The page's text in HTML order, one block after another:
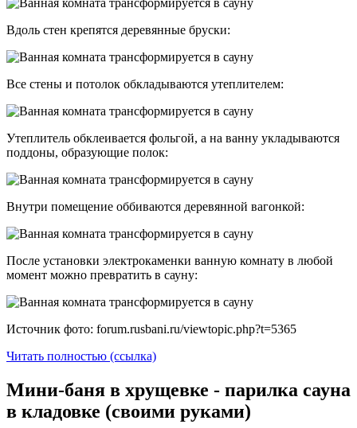
Вдоль стен крепятся деревянные бруски:
Все стены и потолок обкладываются утеплителем:
Утеплитель обклеивается фольгой, а на ванну укладываются
поддоны, образующие полок:
Внутри помещение оббиваются деревянной вагонкой:
После установки электрокаменки ванную комнату в любой
момент можно превратить в сауну:
Источник фото: forum.rusbani.ru/viewtopic.php?t=5365
Читать полностью (ссылка)
Мини-баня в хрущевке - парилка сауна
в кладовке (своими руками)